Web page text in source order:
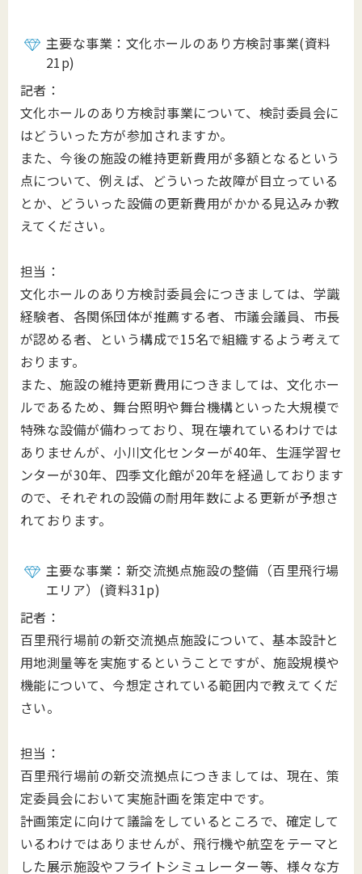
主要な事業：文化ホールのあり方検討事業(資料
21p)
記者：
文化ホールのあり方検討事業について、検討委員会に
はどういった方が参加されますか。
また、今後の施設の維持更新費用が多額となるという
点について、例えば、どういった故障が目立っている
とか、どういった設備の更新費用がかかる見込みか教
えてください。
担当：
文化ホールのあり方検討委員会につきましては、学識
経験者、各関係団体が推薦する者、市議会議員、市長
が認める者、という構成で15名で組織するよう考えて
おります。
また、施設の維持更新費用につきましては、文化ホー
ルであるため、舞台照明や舞台機構といった大規模で
特殊な設備が備わっており、現在壊れているわけでは
ありませんが、小川文化センターが40年、生涯学習セ
ンターが30年、四季文化館が20年を経過しております
ので、それぞれの設備の耐用年数による更新が予想さ
れております。
主要な事業：新交流拠点施設の整備（百里飛行場
エリア）(資料31p)
記者：
百里飛行場前の新交流拠点施設について、基本設計と
用地測量等を実施するということですが、施設規模や
機能について、今想定されている範囲内で教えてくだ
さい。
担当：
百里飛行場前の新交流拠点につきましては、現在、策
定委員会において実施計画を策定中です。
計画策定に向けて議論をしているところで、確定して
いるわけではありませんが、飛行機や航空をテーマと
した展示施設やフライトシミュレーター等、様々な方